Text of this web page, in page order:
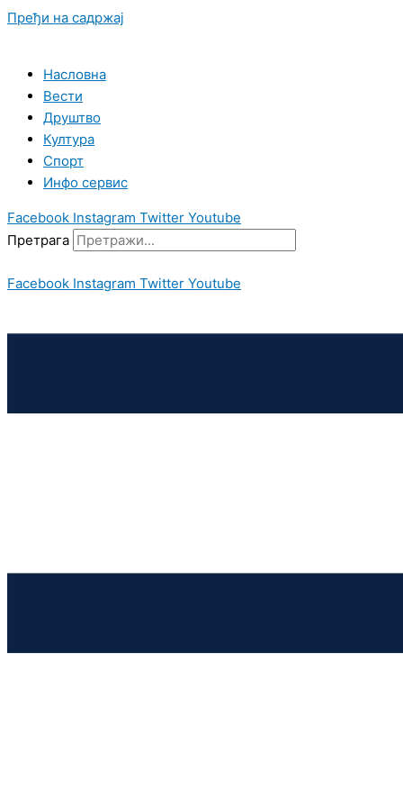
Пређи на садржај
Насловна
Вести
Друштво
Култура
Спорт
Инфо сервис
Facebook Instagram Twitter Youtube
Претрага
Facebook Instagram Twitter Youtube